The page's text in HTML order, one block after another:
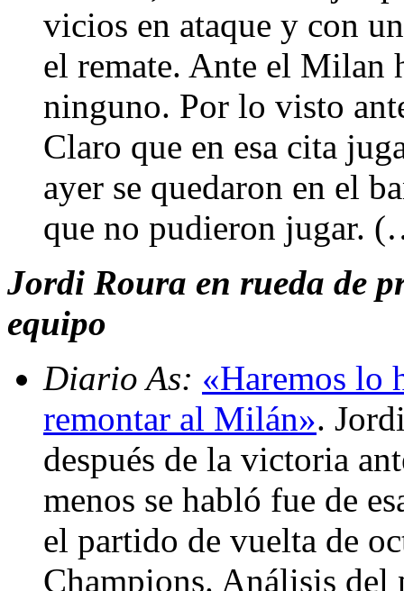
vicios en ataque y con
el remate. Ante el Milan
ninguno. Por lo visto
Claro que en esa cita
ayer se quedaron en el
que no pudieron jugar.
Jordi Roura en rueda de
equipo
Diario As: «Haremos lo
remontar al Milán».
después de la victoria
menos se habló fue de
el partido de vuelta de
Champions. Análisis del